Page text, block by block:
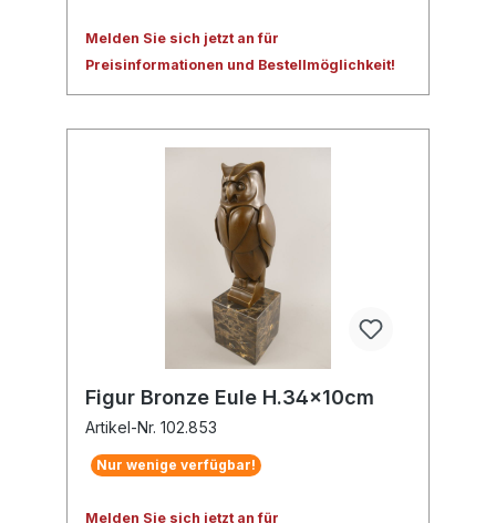
Melden Sie sich jetzt an für
Preisinformationen und Bestellmöglichkeit!
Figur Bronze Eule H.34x10cm
Artikel-Nr. 102.853
Nur wenige verfügbar!
Melden Sie sich jetzt an für